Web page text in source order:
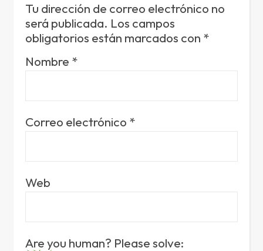
Tu dirección de correo electrónico no
será publicada. Los campos
obligatorios están marcados con *
Nombre *
Correo electrónico *
Web
Are you human? Please solve: